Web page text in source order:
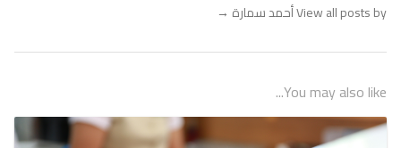
View all posts by أحمد سمارة →
You may also like...